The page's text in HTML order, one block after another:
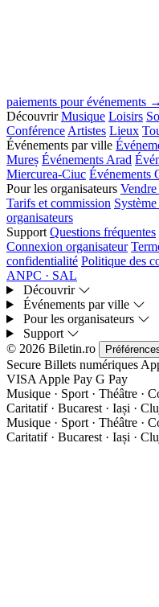
paiements pour événements →
Découvrir Musique Loisirs
Conférence Artistes Lieux
Événements par ville
Mureș Événements Arad
Miercurea-Ciuc Événements
Pour les organisateurs
Tarifs et commission
organisateurs
Support Questions fréquentes
Connexion organisateur
confidentialité Politique des
ANPC · SAL
Découvrir
Événements par ville
Pour les organisateurs
Support
© 2026 Biletin.ro
Secure Billets numériques
VISA Apple Pay G Pay
Musique · Sport · Théâtre ·
Caritatif · Bucarest · Iași ·
Musique · Sport · Théâtre ·
Caritatif · Bucarest · Iași ·